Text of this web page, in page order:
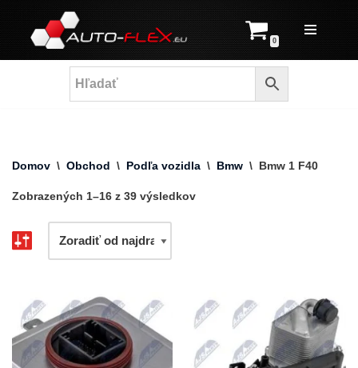
Prejsť
na
0
Domov \ Obchod \ Podľa vozidla \ Bmw \ Bmw 1 F40
Zobrazených 1–16 z 39 výsledkov